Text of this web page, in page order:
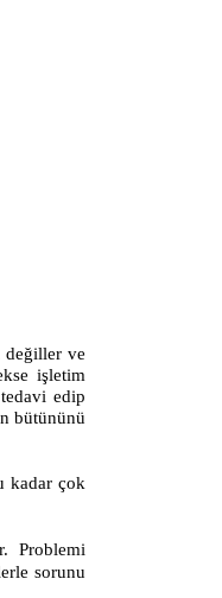
değiller ve
işletim
edip
bütününü
kadar çok
Problemi
sorunu